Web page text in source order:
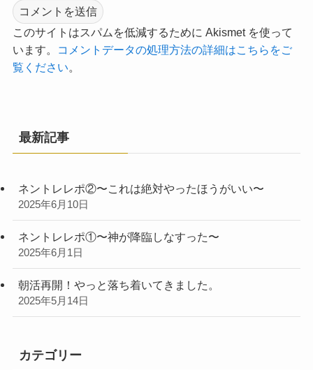
このサイトはスパムを低減するために Akismet を使って
います。
コメントデータの処理方法の詳細はこちらをご
覧ください。
最新記事
ネントレレポ②〜これは絶対やったほうがいい〜
2025年6月10日
ネントレレポ①〜神が降臨しなすった〜
2025年6月1日
朝活再開！やっと落ち着いてきました。
2025年5月14日
カテゴリー